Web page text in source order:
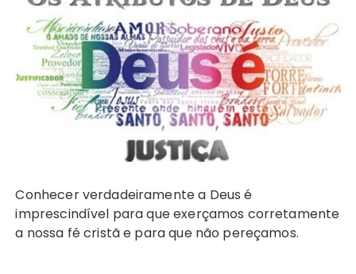
Conhecer verdadeiramente a Deus é
imprescindível para que exerçamos corretamente
a nossa fé cristã e para que não pereçamos.